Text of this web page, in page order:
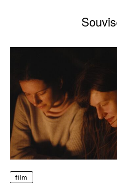
film